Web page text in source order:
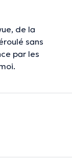
de la
sans
par les